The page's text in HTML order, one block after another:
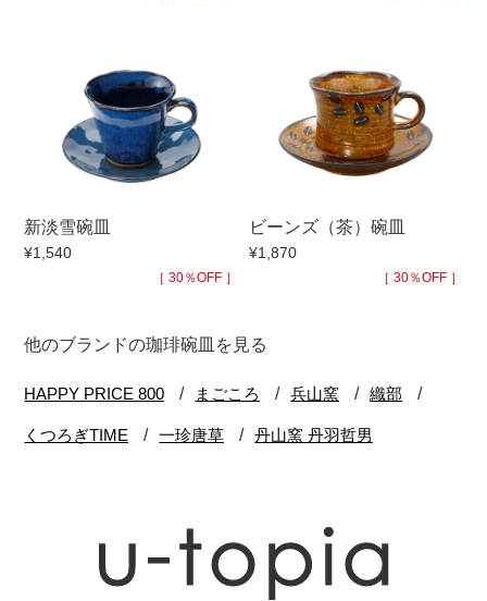
新淡雪碗皿
¥1,540
［ 30％OFF ］
ビーンズ（茶）碗皿
¥1,870
［ 30％OFF ］
他のブランドの珈琲碗皿を見る